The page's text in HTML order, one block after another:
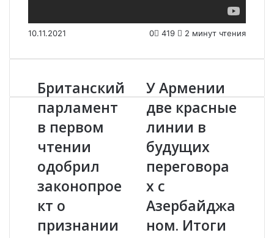
10.11.2021 0 419 2 минут чтения
Б
р
и
т
а
н
к
и
п
а
Британский
парламент
в первом
чтении
одобрил
законопрое
кт о
признании
У
А
р
м
е
н
и
д
в
е
к
У Армении
две красные
линии в
будущих
переговора
х с
Азербайджа
ном. Итоги